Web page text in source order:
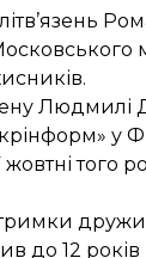
Людмилі
у
жовтні
до 12 років